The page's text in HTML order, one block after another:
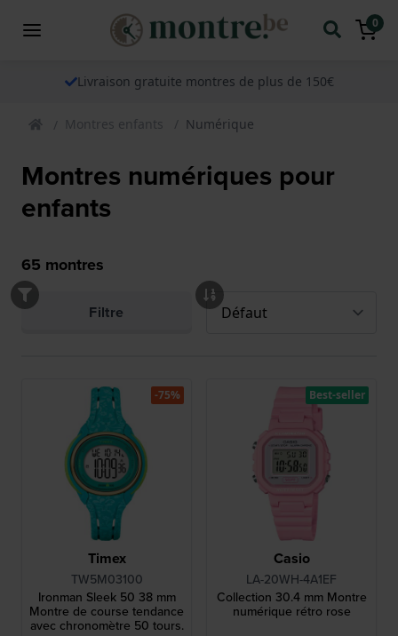
0
Livraison gratuite montres de plus de 150€
Montres enfants Numérique
Montres numériques pour
enfants
65 montres
Filtre
Timex
TW5M03100
Ironman Sleek 50 38 mm
Montre de course tendance
avec chronomètre 50 tours.
-75%
Casio
LA-20WH-4A1EF
Collection 30.4 mm Montre
numérique rétro rose
Best-seller